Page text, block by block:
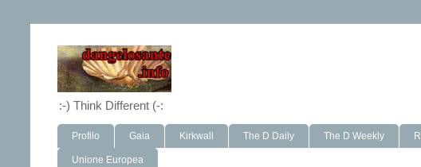
:-) Think Different (-:
Profilo Gaia Kirkwall The D Daily The D Weekly
Unione Europea